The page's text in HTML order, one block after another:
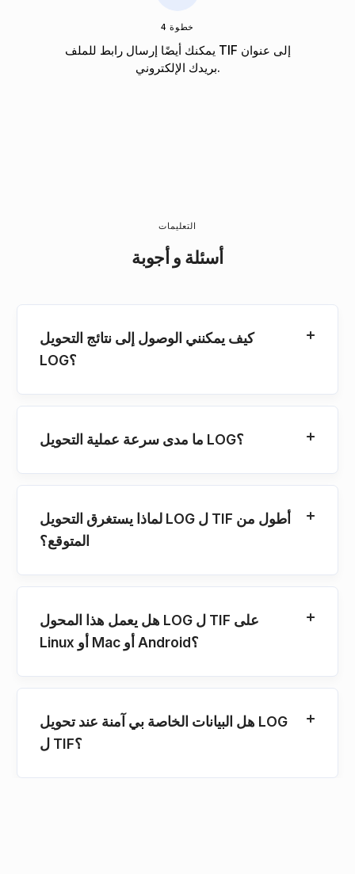
خطوة 4
يمكنك أيضًا إرسال رابط للملف TIF إلى عنوان
بريدك الإلكتروني.
التعليمات
أسئلة و أجوبة
كيف يمكنني الوصول إلى نتائج التحويل
LOG؟
ما مدى سرعة عملية التحويل LOG؟
لماذا يستغرق التحويل LOG ل TIF أطول من
المتوقع؟
هل يعمل هذا المحول LOG ل TIF على
Linux أو Mac أو Android؟
هل البيانات الخاصة بي آمنة عند تحويل LOG
ل TIF؟